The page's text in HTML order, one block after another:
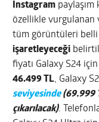
Instagram
özellikle vurgulanan
tüm görüntüleri belli
işaretleyeceği
fiyatı Galaxy S24 için
46.499 TL, Galaxy
seviyesinde(69.999
çıkarılacak).